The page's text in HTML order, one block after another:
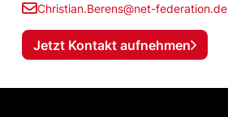
Christian.Berens@net-federation.de
Jetzt Kontakt aufnehmen